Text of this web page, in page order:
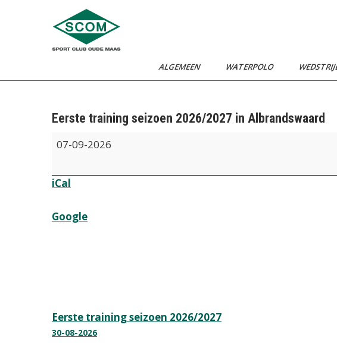
ALGEMEEN WATERPOLO
Eerste training seizoen 2026/2027 in Albrandswaard
Eerste
2026/2027
Albrandswaard
07-09-2026
iCal
Google
Bericht
navigatie
Eerste training seizoen 2026/2027
30-08-2026